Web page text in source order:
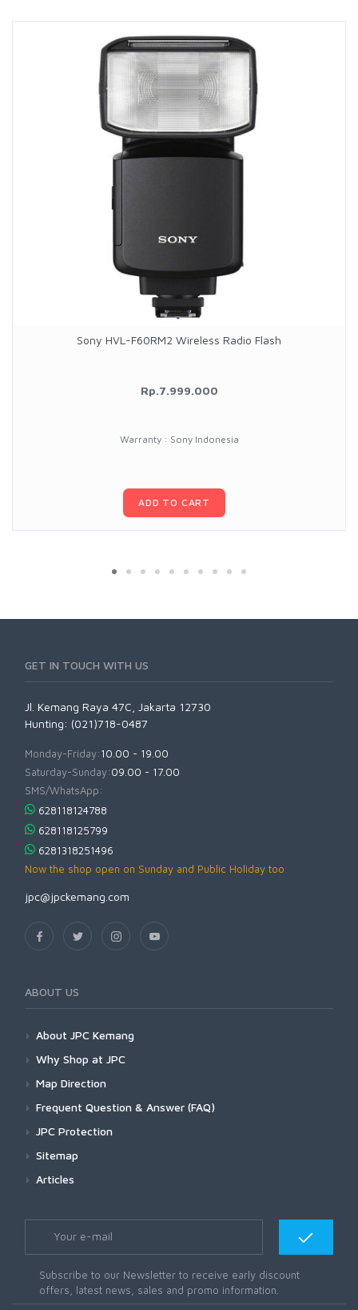
Sony HVL-F60RM2 Wireless Radio Flash
Rp.7.999.000
Warranty : Sony Indonesia
ADD TO CART
GET IN TOUCH WITH US
Jl. Kemang Raya 47C, Jakarta 12730
Hunting: (021)718-0487
Monday-Friday:10.00 - 19.00
Saturday-Sunday:09.00 - 17.00
SMS/WhatsApp:
628118124788
628118125799
6281318251496
Now the shop open on Sunday and Public Holiday too
jpc@jpckemang.com
ABOUT US
About JPC Kemang
Why Shop at JPC
Map Direction
Frequent Question & Answer (FAQ)
JPC Protection
Sitemap
Articles
Subscribe to our Newsletter to receive early discount
offers, latest news, sales and promo information.